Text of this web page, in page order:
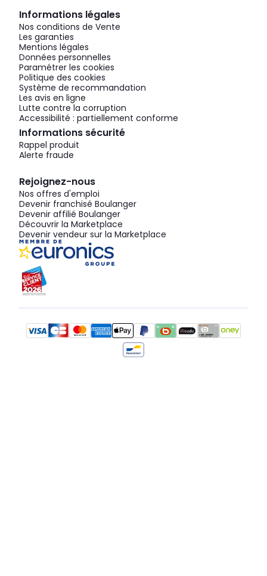
Informations légales
Nos conditions de Vente
Les garanties
Mentions légales
Données personnelles
Paramétrer les cookies
Politique des cookies
Système de recommandation
Les avis en ligne
Lutte contre la corruption
Accessibilité : partiellement conforme
Informations sécurité
Rappel produit
Alerte fraude
Rejoignez-nous
Nos offres d'emploi
Devenir franchisé Boulanger
Devenir affilié Boulanger
Découvrir la Marketplace
Devenir vendeur sur la Marketplace